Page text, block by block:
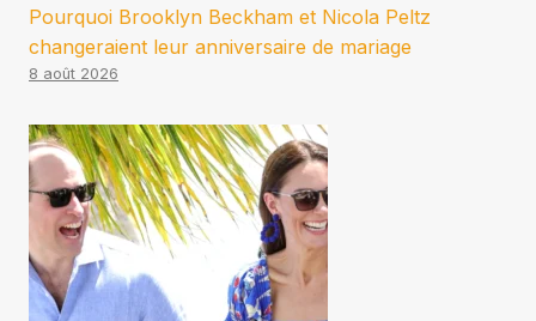
Pourquoi Brooklyn Beckham et Nicola Peltz
changeraient leur anniversaire de mariage
8 août 2026